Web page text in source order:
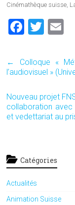
Cinémathèque suisse,
F
ce
b
o
ok
T
tt
er l
←
Colloque «
l’audiovisuel »
Nouveau projet
collaboration avec
et vedettariat au
Catégories
Actualités
Animation Suisse